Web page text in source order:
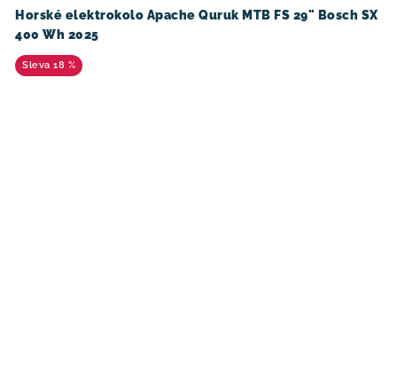
Horské elektrokolo Apache Quruk MTB FS 29" Bosch SX
400 Wh 2025
18 %